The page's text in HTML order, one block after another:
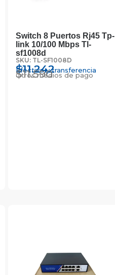
Switch 8 Puertos Rj45 Tp-
link 10/100 Mbps Tl-
sf1008d
SKU: TL-SF1008D
$11.242
Efectivo y transferencia
$11.590
Otros medios de pago